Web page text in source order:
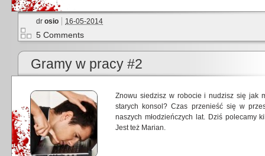
dr osio 16-05-2014
5 Comments
Gramy w pracy #2
Znowu siedzisz w robocie i nudzisz się jak
starych konsol? Czas przenieść się w
naszych młodzieńczych lat. Dziś polecamy
Jest też Marian.